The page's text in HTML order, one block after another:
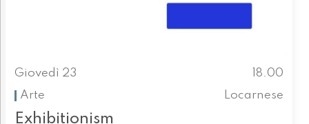
Giovedì 23
18.00
Arte
Locarnese
Exhibitionism